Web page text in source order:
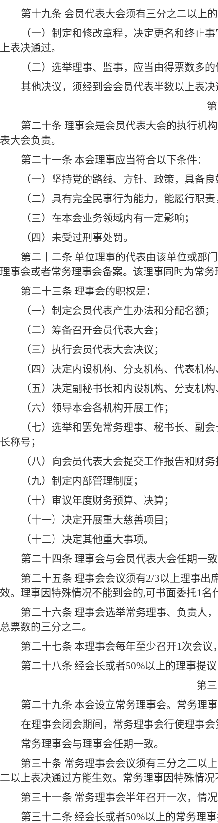
第十九条 会员代表大会须有三分之二以上
（一）制定和修改章程，决定更名和终止
上表决通过。
（二）选举理事、监事，应当由得票数多
其他决议，须经到会会员代表半数以上表决
第二十条 理事会是会员代表大会的执行机
表大会负责。
第二十一条 本会理事应当符合以下条件：
（一）坚持党的路线、方针、政策，具备
（二）具有完全民事行为能力，能履行职
（三）在本会业务领域内有一定影响；
（四）未受过刑事处罚。
第二十二条 单位理事的代表由该单位或部
理事会或者常务理事会备案。该理事同时为常
第二十三条 理事会的职权是：
（一）制定会员代表产生办法和分配名额；
（二）筹备召开会员代表大会；
（三）执行会员代表大会决议；
（四）决定内设机构、分支机构、代表机
（五）决定副秘书长和内设机构、分支机
（六）领导本会各机构开展工作；
（七）选举和罢免常务理事、秘书长、副
长称号；
（八）向会员代表大会提交工作报告和财
（九）制定内部管理制度；
（十）审议年度财务预算、决算；
（十一）决定开展重大慈善项目；
（十二）决定其他重大事项。
第二十四条 理事会与会员代表大会任期一
第二十五条 理事会会议须有2/3以上理事出
效。理事因特殊情况不能到会的,可书面委托1名
第二十六条 理事会选举常务理事、负责人
总票数的三分之二。
第二十七条 本理事会每年至少召开1次会
第二十八条 经会长或者50%以上的理事提
第
第二十九条 本会设立常务理事会。常务理
在理事会闭会期间，常务理事会行使理事
常务理事会与理事会任期一致。
第三十条 常务理事会会议须有三分之二以
二以上表决通过方能生效。常务理事因特殊情
第三十一条 常务理事会半年召开一次，情
第三十二条 经会长或者50%以上的常务理